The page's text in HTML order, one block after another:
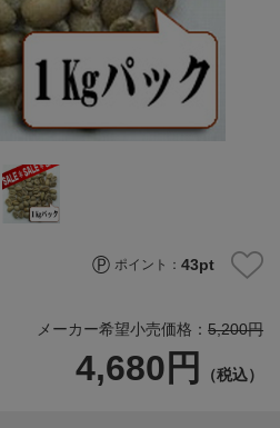
ポイント：43pt
メーカー希望小売価格：5,200円
4,680円 （税込）